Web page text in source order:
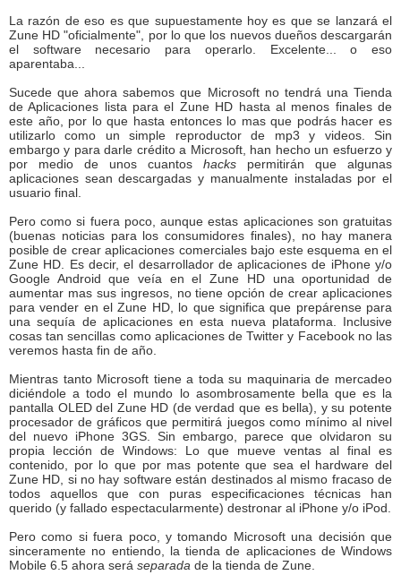
La razón de eso es que supuestamente hoy es que se lanzará el
Zune HD "oficialmente", por lo que los nuevos dueños descargarán
el software necesario para operarlo. Excelente... o eso
aparentaba...
Sucede que ahora sabemos que Microsoft no tendrá una Tienda
de Aplicaciones lista para el Zune HD hasta al menos finales de
este año, por lo que hasta entonces lo mas que podrás hacer es
utilizarlo como un simple reproductor de mp3 y videos. Sin
embargo y para darle crédito a Microsoft, han hecho un esfuerzo y
por medio de unos cuantos hacks permitirán que algunas
aplicaciones sean descargadas y manualmente instaladas por el
usuario final.
Pero como si fuera poco, aunque estas aplicaciones son gratuitas
(buenas noticias para los consumidores finales), no hay manera
posible de crear aplicaciones comerciales bajo este esquema en el
Zune HD. Es decir, el desarrollador de aplicaciones de iPhone y/o
Google Android que veía en el Zune HD una oportunidad de
aumentar mas sus ingresos, no tiene opción de crear aplicaciones
para vender en el Zune HD, lo que significa que prepárense para
una sequía de aplicaciones en esta nueva plataforma. Inclusive
cosas tan sencillas como aplicaciones de Twitter y Facebook no las
veremos hasta fin de año.
Mientras tanto Microsoft tiene a toda su maquinaria de mercadeo
diciéndole a todo el mundo lo asombrosamente bella que es la
pantalla OLED del Zune HD (de verdad que es bella), y su potente
procesador de gráficos que permitirá juegos como mínimo al nivel
del nuevo iPhone 3GS. Sin embargo, parece que olvidaron su
propia lección de Windows: Lo que mueve ventas al final es
contenido, por lo que por mas potente que sea el hardware del
Zune HD, si no hay software están destinados al mismo fracaso de
todos aquellos que con puras especificaciones técnicas han
querido (y fallado espectacularmente) destronar al iPhone y/o iPod.
Pero como si fuera poco, y tomando Microsoft una decisión que
sinceramente no entiendo, la tienda de aplicaciones de Windows
Mobile 6.5 ahora será separada de la tienda de Zune.